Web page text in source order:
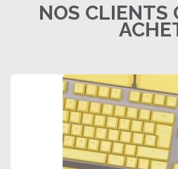
NOS CLIENTS